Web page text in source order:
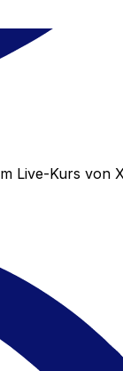
Kurs von